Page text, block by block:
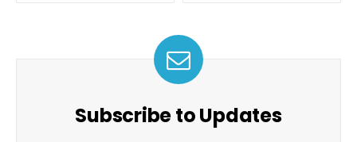
Subscribe to Updates